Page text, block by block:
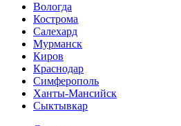
Вологда
Кострома
Салехард
Мурманск
Киров
Краснодар
Симферополь
Ханты-Мансийск
Сыктывкар